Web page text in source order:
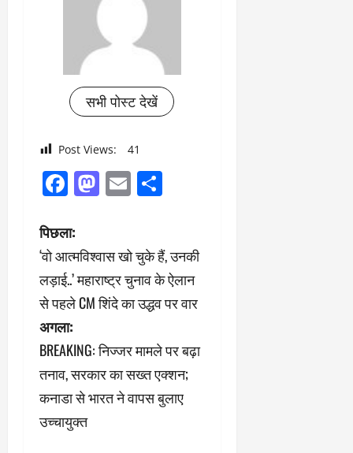
सभी पोस्ट देखें
Post Views: 41
Facebook
Mastodon
Email
पो
स्ट
ने
वि
गे
श
न
पिछला:
‘वो आत्मविश्वास खो चुके हैं, उनकी
लड़ाई..’ महाराष्ट्र चुनाव के ऐलान
से पहले CM शिंदे का उद्धव पर वार
अगला:
BREAKING: निज्जर मामले पर बढ़ा
तनाव, सरकार का सख्त एक्शन;
कनाडा से भारत ने वापस बुलाए
उच्चायुक्त